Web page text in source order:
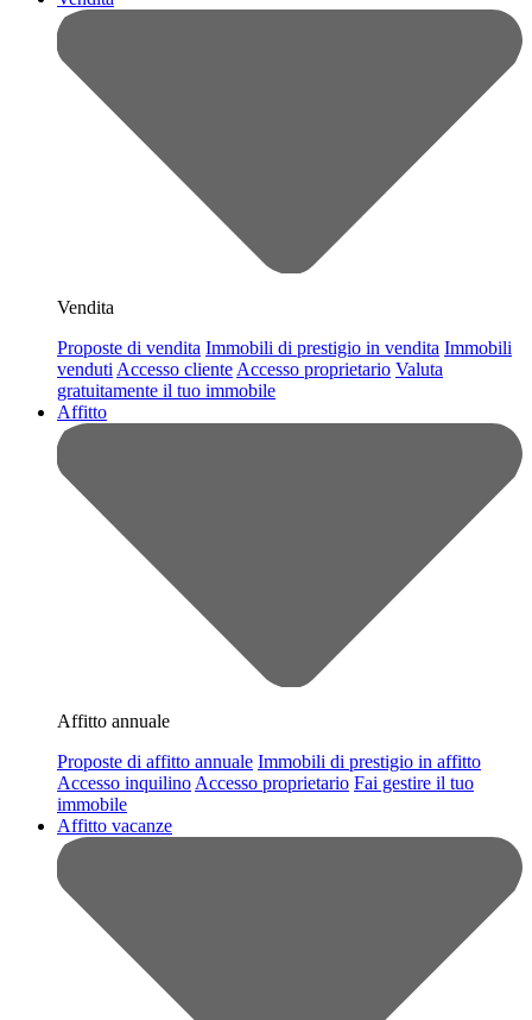
Vendita
Proposte di vendita Immobili di prestigio in vendita Immobili
venduti Accesso cliente Accesso proprietario Valuta
gratuitamente il tuo immobile
Affitto
Affitto annuale
Proposte di affitto annuale Immobili di prestigio in affitto
Accesso inquilino Accesso proprietario Fai gestire il tuo
immobile
Affitto vacanze